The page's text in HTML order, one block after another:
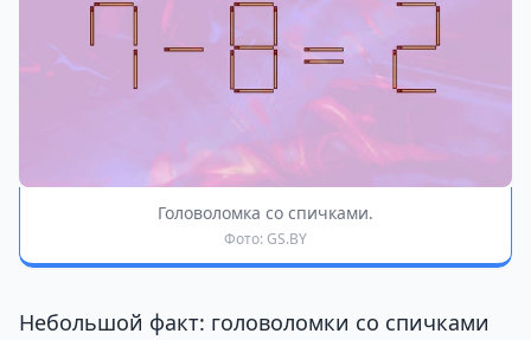
Головоломка со спичками.
Фото: GS.BY
Небольшой факт: головоломки со спичками